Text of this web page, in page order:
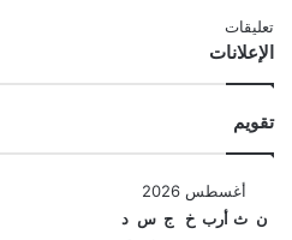
تعليقات
الإعلانات
تقويم
أغسطس 2026
ن ث أرب خ ج س د